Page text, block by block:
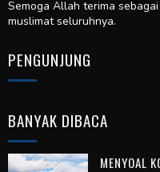
Semoga Allah terima
muslimat seluruhnya.
PENGUNJUNG
BANYAK DIBACA
MENYOAL